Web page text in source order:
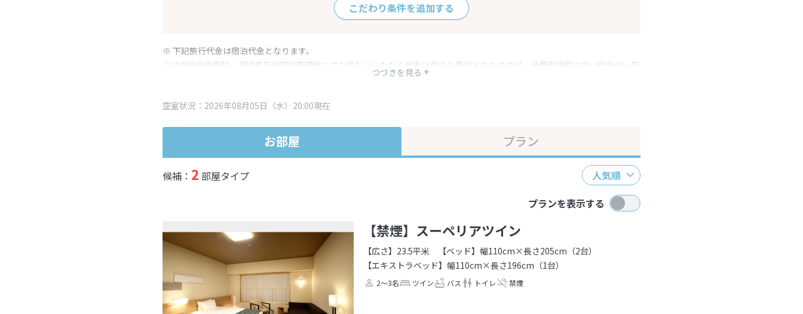
こだわり条件を追加する
つづきを見る
※ 下記旅行代金は宿泊代金となります。
※幼児施設使用料、貸切風呂利用料等現地にてお支払いいただく代金は税込み表記となりますが、消費税増税に伴い代金が一部
空室状況：2026年08月05日（水）20:00現在
お部屋 プラン
候補： 2 部屋タイプ
人気順
プランを表示する
【禁煙】スーペリアツイン
【広さ】23.5平米
【ベッド】幅110cm×長さ205cm（2台）
【エキストラベッド】幅110cm×長さ196cm（1台）
2～3名 ツイン バス トイレ 禁煙